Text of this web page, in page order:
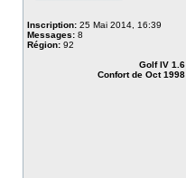
Inscription: 25 Mai 2014, 16:39
Messages: 8
Région: 92
Golf IV 1.6
Confort de Oct 1998